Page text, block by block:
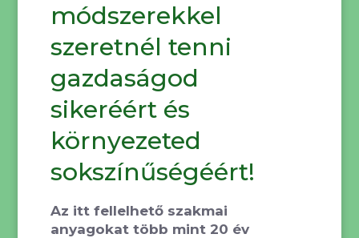
módszerekkel
szeretnél tenni
gazdaságod
sikeréért és
környezeted
sokszínűségéért!
Az itt fellelhető szakmai
anyagokat több mint 20 év